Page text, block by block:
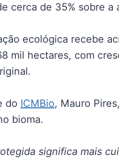
cerca de 35% sobre a
ecológica recebe
mil hectares, com
do ICMBio, Mauro
bioma.
significa mais